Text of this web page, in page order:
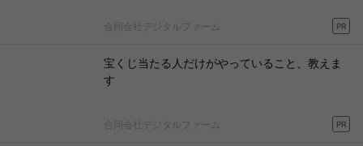
合同会社デジタルファーム PR
宝くじ当たる人だけがやっていること、教えま
す
合同会社デジタルファーム PR